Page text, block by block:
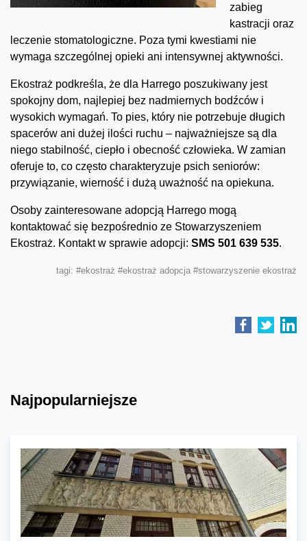
zabieg
kastracji oraz
leczenie stomatologiczne. Poza tymi kwestiami nie
wymaga szczególnej opieki ani intensywnej aktywności.
Ekostraż podkreśla, że dla Harrego poszukiwany jest
spokojny dom, najlepiej bez nadmiernych bodźców i
wysokich wymagań. To pies, który nie potrzebuje długich
spacerów ani dużej ilości ruchu – najważniejsze są dla
niego stabilność, ciepło i obecność człowieka. W zamian
oferuje to, co często charakteryzuje psich seniorów:
przywiązanie, wierność i dużą uważność na opiekuna.
Osoby zainteresowane adopcją Harrego mogą
kontaktować się bezpośrednio ze Stowarzyszeniem
Ekostraż. Kontakt w sprawie adopcji: SMS 501 639 535.
tagi: #ekostraż #ekostraż adopcja #stowarzyszenie ekostraż
Najpopularniejsze